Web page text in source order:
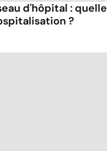
d'hôpital :
?